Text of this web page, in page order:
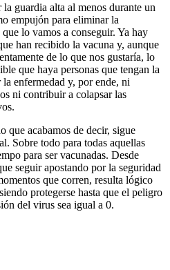
guardia alta al menos durante un
empujón para eliminar la
lo vamos a conseguir. Ya hay
han recibido la vacuna y, aunque
de lo que nos gustaría, lo
que haya personas que tengan la
enfermedad y, por ende, ni
ni contribuir a colapsar las
que acabamos de decir, sigue
Sobre todo para todas aquellas
para ser vacunadas. Desde
seguir apostando por la seguridad
que corren, resulta lógico
protegerse hasta que el peligro
del virus sea igual a 0.